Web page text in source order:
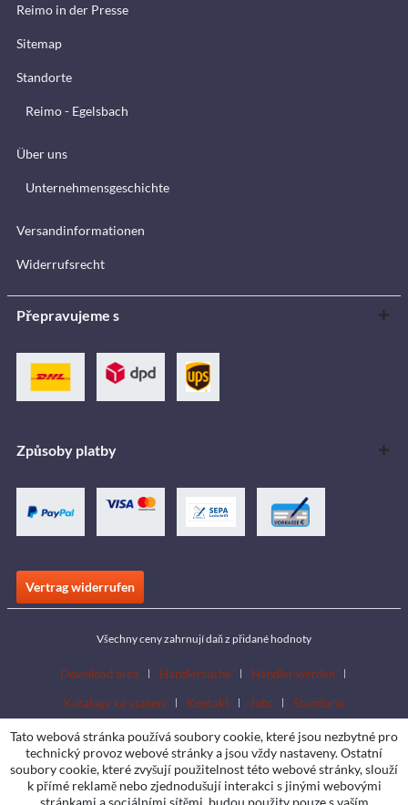
Reimo in der Presse
Sitemap
Standorte
Reimo - Egelsbach
Über uns
Unternehmensgeschichte
Versandinformationen
Widerrufsrecht
Přepravujeme s
Způsoby platby
Vertrag widerrufen
Všechny ceny zahrnují daň z přidané hodnoty
Download area Händlersuche
Händler werden
Katalogy ke stažení
Kontakt Jobs Standorte
Tato webová stránka používá soubory cookie, které jsou nezbytné pro
technický provoz webové stránky a jsou vždy nastaveny. Ostatní
soubory cookie, které zvyšují použitelnost této webové stránky, slouží
k přímé reklamě nebo zjednodušují interakci s jinými webovými
stránkami a sociálními sítěmi, budou použity pouze s vaším